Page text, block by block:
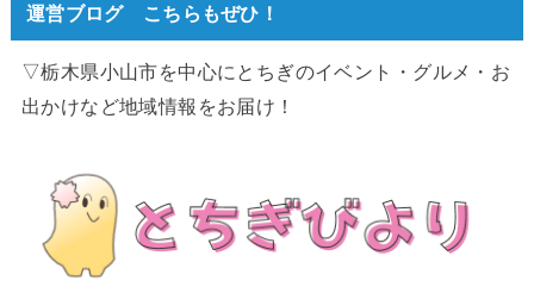
運営ブログ こちらもぜひ！
▽栃木県小山市を中心にとちぎのイベント・グルメ・お
出かけなど地域情報をお届け！